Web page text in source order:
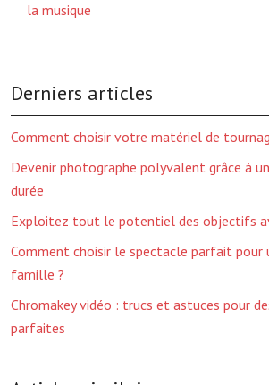
la musique
Derniers articles
Comment choisir votre matériel de
Devenir photographe polyvalent grâce à
durée
Exploitez tout le potentiel des objectifs
Comment choisir le spectacle parfait pour
famille ?
Chromakey vidéo : trucs et astuces pour
parfaites